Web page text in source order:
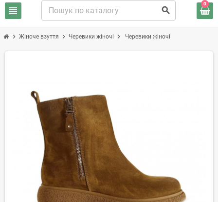
view_headline search
0
chevron_right Жіноче взуття chevron_right Черевики жіночі chevron_right Черевики жіночі